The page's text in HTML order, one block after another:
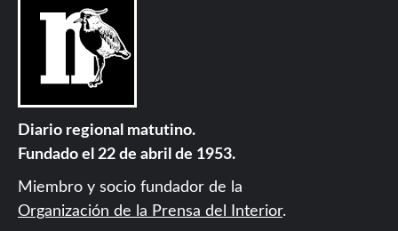
Diario regional matutino.
Fundado el 22 de abril de 1953.
Miembro y socio fundador de la
Organización de la Prensa del Interior.